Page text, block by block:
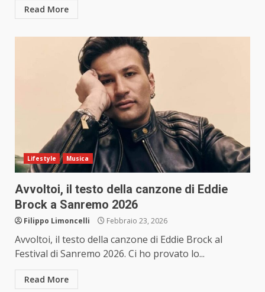
Read More
Lifestyle Musica
Avvoltoi, il testo della canzone di Eddie
Brock a Sanremo 2026
Filippo Limoncelli Febbraio 23, 2026
Avvoltoi, il testo della canzone di Eddie Brock al
Festival di Sanremo 2026. Ci ho provato lo...
Read More